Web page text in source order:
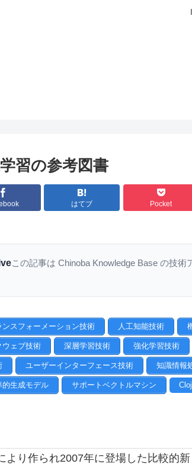
習の参考図書
はてブ Pocket
この記事は Chinoba Knowledge Base の技術
ンスフォーメーション技術 人工知能技術
ウェブ技術 深層学習技術 強化学習技術
ユーザーインターフェース技術 知識情報
的生成モデル サポートベクトルマシン
より作られ2007年に登場した比較的